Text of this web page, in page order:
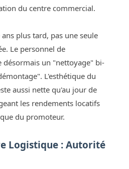
du centre commercial.
plus tard, pas une seule
Le personnel de
désormais un "nettoyage" bi-
L'esthétique du
aussi nette qu'au jour de
les rendements locatifs
du promoteur.
Logistique : Autorité